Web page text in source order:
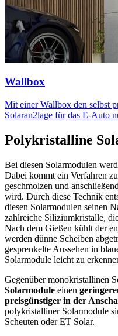
Wallbox
Mit einer Wallbox den selbst
Solaran2lage für das E-Auto
Polykristalline
Bei diesen Solarmodulen
Dabei kommt ein Verfahren
geschmolzen und
wird. Durch diese Technik
diesen Solarmodulen seinen
zahlreiche Siliziumkristalle,
Nach dem Gießen kühlt der
werden dünne Scheiben
gesprenkelte Aussehen in
Solarmodule leicht zu
Gegenüber monokristallinen
Solarmodule einen
preisgünstiger in der
polykristalliner Solarmodule
Scheuten oder ET Solar.